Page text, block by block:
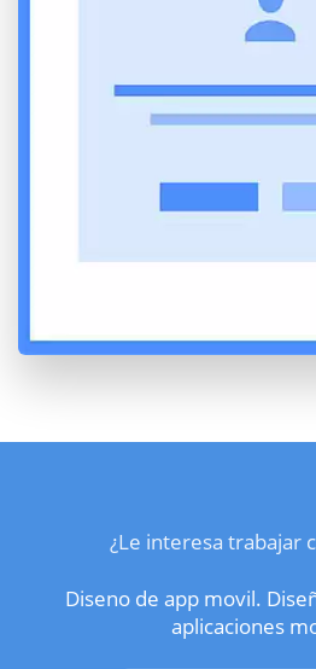
¿Le interesa trabajar
Diseno de app movil.
aplicaciones